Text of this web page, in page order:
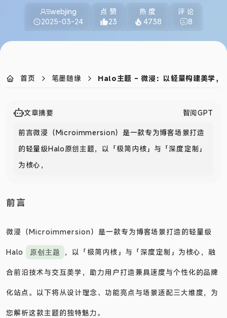
webjing
2025-03-24
点 赞
23
热 度
4738
评 论
8
首页 笔墨随缘 Halo主题 - 微浸：以轻量构建美学，
文章摘要 智阅GPT
前言微浸（Microimmersion）是一款专为博客场景打造
的轻量级Halo原创主题，以「极简内核」与「深度定制」
为核心，融合前沿技
前言
微浸（Microimmersion）是一款专为博客场景打造的轻量级
Halo 原创主题 ，以「极简内核」与「深度定制」为核心，融
合前沿技术与交互美学，助力用户打造兼具速度与个性化的品牌
化站点。以下将从设计理念、功能亮点与场景适配三大维度，为
您解析这款主题的独特魅力。